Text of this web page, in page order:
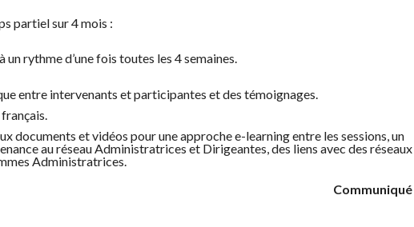
partiel sur 4 mois :
un rythme d’une fois toutes les 4 semaines.
entre intervenants et participantes et des témoignages.
documents et vidéos pour une approche e-learning entre les sessions, un
au réseau Administratrices et Dirigeantes, des liens avec des réseaux
Administratrices.
Communiqué